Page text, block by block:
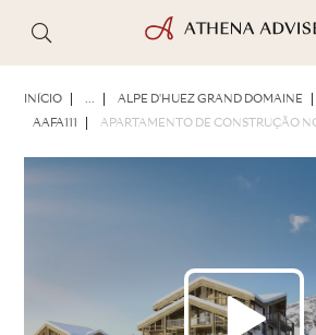
INÍCIO ... ALPE D'HUEZ GRAND DOMAINE
AAFA111 APARTAMENTO DE CONSTRUÇÃO